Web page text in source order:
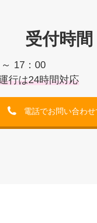
受付時間
17：00
行は24時間対応
電話でお問い合わ